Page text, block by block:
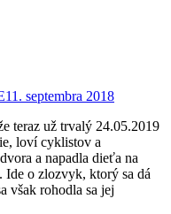
11. septembra 2018
teraz už trvalý 24.05.2019
loví cyklistov a
a napadla dieťa na
Ide o zlozvyk, ktorý sa dá
však rohodla sa jej